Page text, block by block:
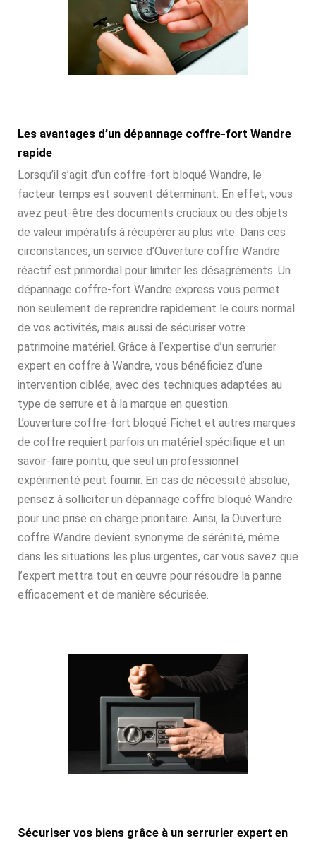
Les avantages d’un dépannage coffre-fort Wandre
rapide
Lorsqu’il s’agit d’un coffre-fort bloqué Wandre, le
facteur temps est souvent déterminant. En effet, vous
avez peut-être des documents cruciaux ou des objets
de valeur impératifs à récupérer au plus vite. Dans ces
circonstances, un service d’Ouverture coffre Wandre
réactif est primordial pour limiter les désagréments. Un
dépannage coffre-fort Wandre express vous permet
non seulement de reprendre rapidement le cours normal
de vos activités, mais aussi de sécuriser votre
patrimoine matériel. Grâce à l’expertise d’un serrurier
expert en coffre à Wandre, vous bénéficiez d’une
intervention ciblée, avec des techniques adaptées au
type de serrure et à la marque en question.
L’ouverture coffre-fort bloqué Fichet et autres marques
de coffre requiert parfois un matériel spécifique et un
savoir-faire pointu, que seul un professionnel
expérimenté peut fournir. En cas de nécessité absolue,
pensez à solliciter un dépannage coffre bloqué Wandre
pour une prise en charge prioritaire. Ainsi, la Ouverture
coffre Wandre devient synonyme de sérénité, même
dans les situations les plus urgentes, car vous savez que
l’expert mettra tout en œuvre pour résoudre la panne
efficacement et de manière sécurisée.
Sécuriser vos biens grâce à un serrurier expert en